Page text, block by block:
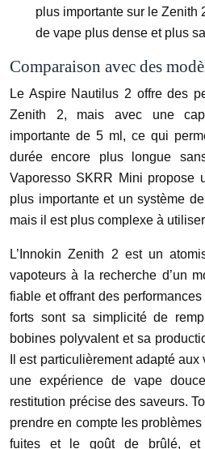
plus importante sur le Zenith
de vape plus dense et plus
Comparaison avec des
Le Aspire Nautilus 2 offre des
Zenith 2, mais avec une
importante de 5 ml, ce qui
durée encore plus longue
Vaporesso SKRR Mini propose
plus importante et un système
mais il est plus complexe à
L’Innokin Zenith 2 est un
vapoteurs à la recherche d’un
fiable et offrant des
forts sont sa simplicité de
bobines polyvalent et sa
Il est particulièrement adapté
une expérience de vape
restitution précise des saveurs.
prendre en compte les
fuites et le goût de brûlé, et